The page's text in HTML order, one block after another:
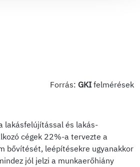
Forrás: GKI felmérések
lakásfelújítással és lakás-
cégek 22%-a tervezte a
bővítését, leépítésekre ugyanakkor
jól jelzi a munkaerőhiány